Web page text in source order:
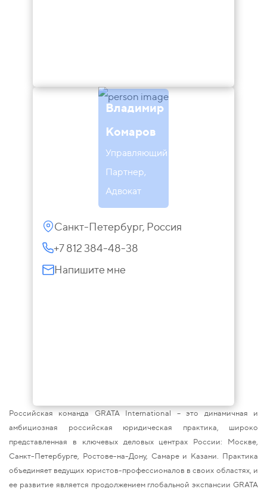
Владимир
Комаров
Управляющий
Партнер,
Адвокат
Санкт-Петербург, Россия
+7 812 384-48-38
Напишите мне
Российская команда GRATA International – это динамичная и
амбициозная российская юридическая практика, широко
представленная в ключевых деловых центрах России: Москве,
Санкт-Петербурге, Ростове-на-Дону, Самаре и Казани. Практика
объединяет ведущих юристов-профессионалов в своих областях, и
ее развитие является продолжением глобальной экспансии GRATA